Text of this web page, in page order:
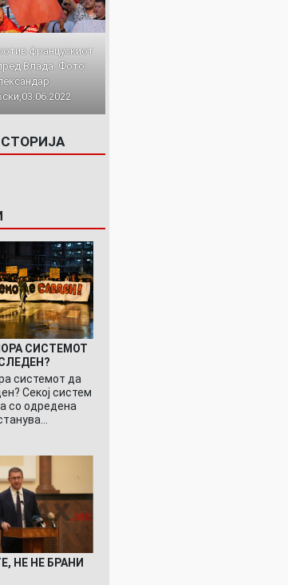
францускиот
Влада. Фото:
СИСТЕМОТ
системот да
Секој систем
со одредена
НЕ НЕ БРАНИ